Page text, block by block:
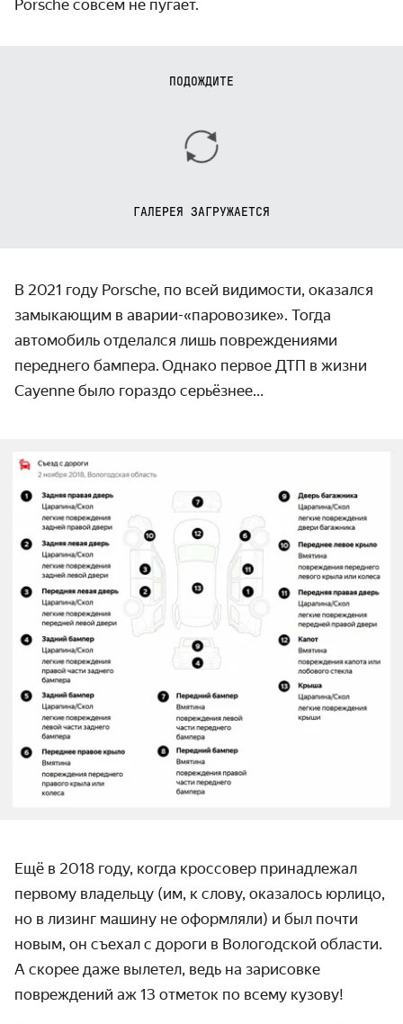
Porsche совсем не пугает.
ПОДОЖДИТЕ
ГАЛЕРЕЯ ЗАГРУЖАЕТСЯ
В 2021 году Porsche, по всей видимости, оказался
замыкающим в аварии-«паровозике». Тогда
автомобиль отделался лишь повреждениями
переднего бампера. Однако первое ДТП в жизни
Cayenne было гораздо серьёзнее…
Ещё в 2018 году, когда кроссовер принадлежал
первому владельцу (им, к слову, оказалось юрлицо,
но в лизинг машину не оформляли) и был почти
новым, он съехал с дороги в Вологодской области.
А скорее даже вылетел, ведь на зарисовке
повреждений аж 13 отметок по всему кузову!